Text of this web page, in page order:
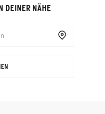
DEINER NÄHE